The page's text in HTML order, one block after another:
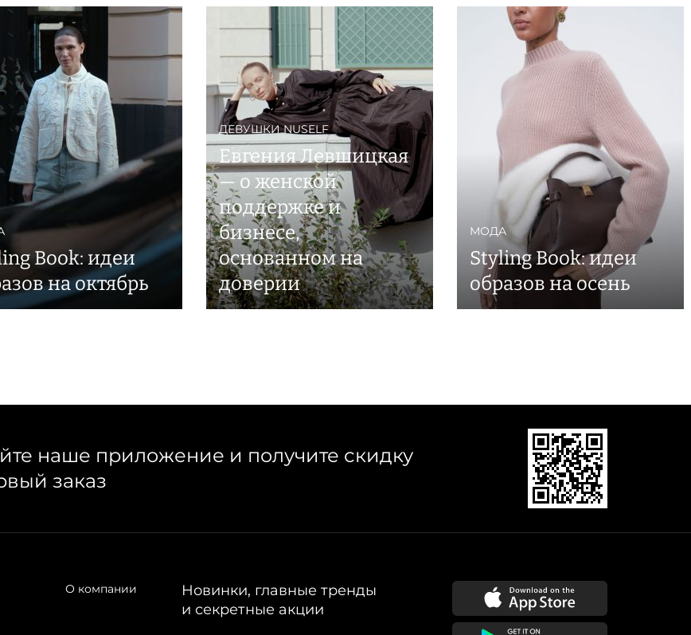
Book: идеи
на октябрь
ДЕВУШКИ NUSELF
Евгения Левшицкая
— о женской
поддержке и
бизнесе,
основанном на
доверии
МОДА
Styling Book: идеи
образов на осень
наше приложение и получите скидку
заказ
О компании
Новинки, главные тренды
и секретные акции